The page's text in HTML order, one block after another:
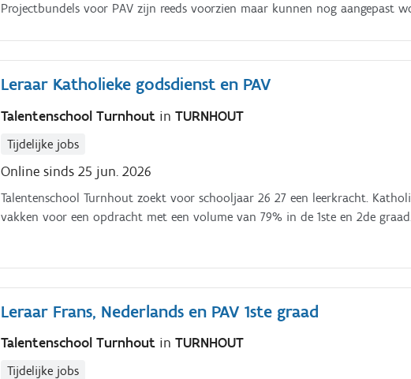
Projectbundels voor PAV zijn reeds voorzien maar kunnen nog aangepast
Leraar Katholieke godsdienst en PAV
Talentenschool Turnhout inTURNHOUT
Tijdelijke jobs
Online sinds 25 jun. 2026
Talentenschool Turnhout zoekt voor schooljaar 26 27 een leerkracht.
vakken voor een opdracht met een volume van 79% in de 1ste en 2de graad.
Leraar Frans, Nederlands en PAV 1ste graad
Talentenschool Turnhout inTURNHOUT
Tijdelijke jobs